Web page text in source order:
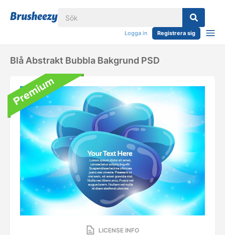
Logga in Registrera sig
Blå Abstrakt Bubbla Bakgrund PSD
LICENSE INFO